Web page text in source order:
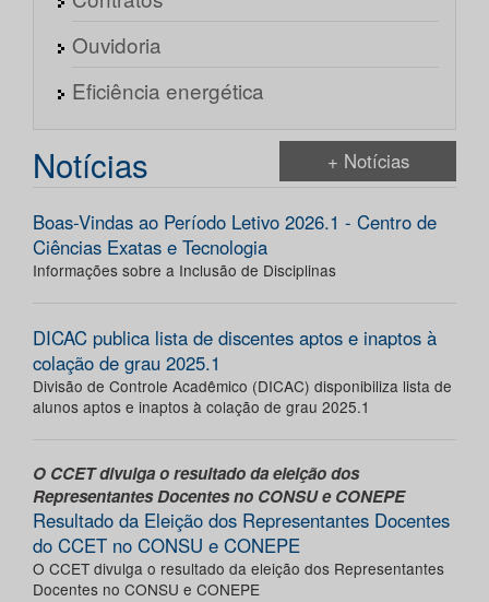
Ouvidoria
Eficiência energética
Notícias + Notícias
Boas-Vindas ao Período Letivo 2026.1 - Centro de
Ciências Exatas e Tecnologia
Informações sobre a Inclusão de Disciplinas
DICAC publica lista de discentes aptos e inaptos à
colação de grau 2025.1
Divisão de Controle Acadêmico (DICAC) disponibiliza lista de
alunos aptos e inaptos à colação de grau 2025.1
O CCET divulga o resultado da eleição dos
Representantes Docentes no CONSU e CONEPE
Resultado da Eleição dos Representantes Docentes
do CCET no CONSU e CONEPE
O CCET divulga o resultado da eleição dos Representantes
Docentes no CONSU e CONEPE